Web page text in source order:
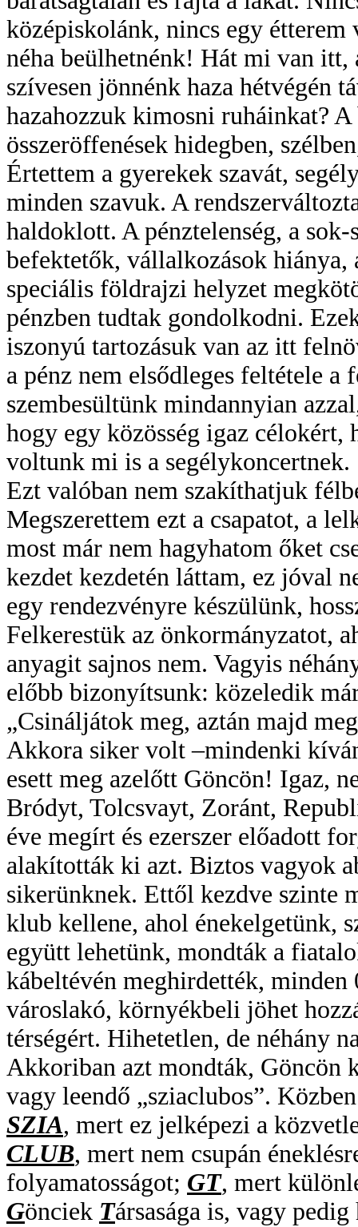
középiskolánk, nincs egy étterem
néha beülhetnénk! Hát mi van
szívesen jönnénk haza
hazahozzuk kimosni ruháinkat?
összeröffenések hidegben,
Értettem a gyerekek szavát,
minden szavuk. A
haldoklott. A pénztelenség, a
befektetők, vállalkozások
speciális földrajzi helyzet
pénzben tudtak gondolkodni.
iszonyú tartozásuk van az itt
a pénz nem elsődleges feltétele
szembesültünk mindannyian
hogy egy közösség igaz célokért,
voltunk mi is a segélykoncertnek.
Ezt valóban nem szakíthatjuk
Megszerettem ezt a csapatot, a
most már nem hagyhatom őket
kezdet kezdetén láttam, ez jóval
egy rendezvényre készülünk,
Felkerestük az önkormányzatot,
anyagit sajnos nem. Vagyis
előbb bizonyítsunk: közeledik
„Csináljátok meg, aztán majd
Akkora siker volt –mindenki
esett meg azelőtt Göncön! Igaz,
Bródyt, Tolcsvayt, Zoránt,
éve megírt és ezerszer előadott
alakították ki azt. Biztos vagyok
sikerünknek. Ettől kezdve szinte
klub kellene, ahol énekelgetünk,
együtt lehetünk, mondták a
kábeltévén meghirdették, minden
városlakó, környékbeli jöhet
térségért. Hihetetlen, de néhány
Akkoriban azt mondták, Göncön
vagy leendő „sziaclubos”.
SZIA, mert ez jelképezi a
CLUB, mert nem csupán
folyamatosságot; GT, mert
Gönciek Társasága is, vagy